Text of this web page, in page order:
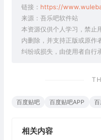
链接： https://
来源：吾乐吧软件站
本资源仅供个人学习，禁止
内删除，并支持正版或原作
纠纷或损失，由使用者自行
百度贴吧 百度贴吧APP
相关内容